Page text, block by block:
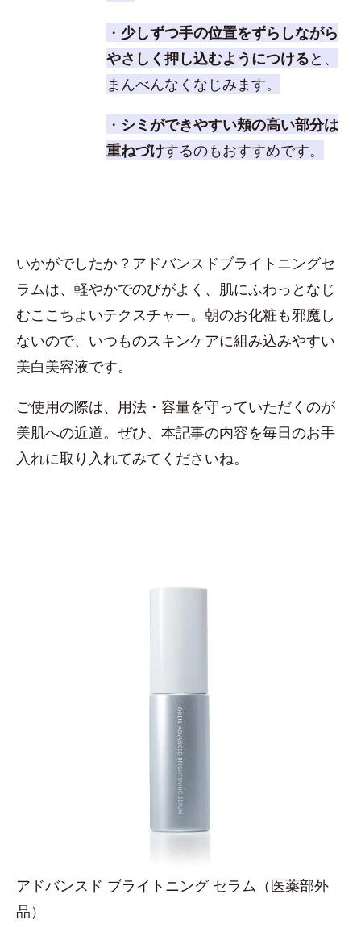
・ 少しずつ手の位置をずらしながら
やさしく押し込むようにつけると、
まんべんなくなじみます。
・ シミができやすい頬の高い部分は
重ねづけするのもおすすめです。
いかがでしたか？アドバンスドブライトニングセ
ラムは、軽やかでのびがよく、肌にふわっとなじ
むここちよいテクスチャー。朝のお化粧も邪魔し
ないので、いつものスキンケアに組み込みやすい
美白美容液です。
ご使用の際は、用法・容量を守っていただくのが
美肌への近道。ぜひ、本記事の内容を毎日のお手
入れに取り入れてみてくださいね。
アドバンスド ブライトニング セラム （医薬部外
品）